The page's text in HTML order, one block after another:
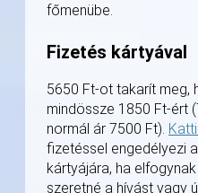
főmenübe.
Fizetés kártyával
5650 Ft-ot takarít meg,
mindössze 1850 Ft-ért
normál ár 7500 Ft).
fizetéssel engedélyezi
kártyájára, ha
szeretné a hívást vagy